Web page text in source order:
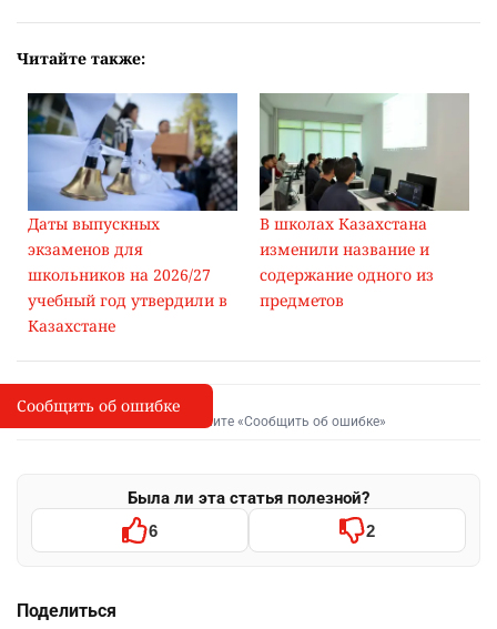
Даты выпускных
экзаменов для
школьников на 2026/27
учебный год утвердили в
В школах Казахстана
изменили название и
содержание одного из
I
Сообщить об опечатке
Была ли эта статья полезной?
6 2
Сообщить об ошибке